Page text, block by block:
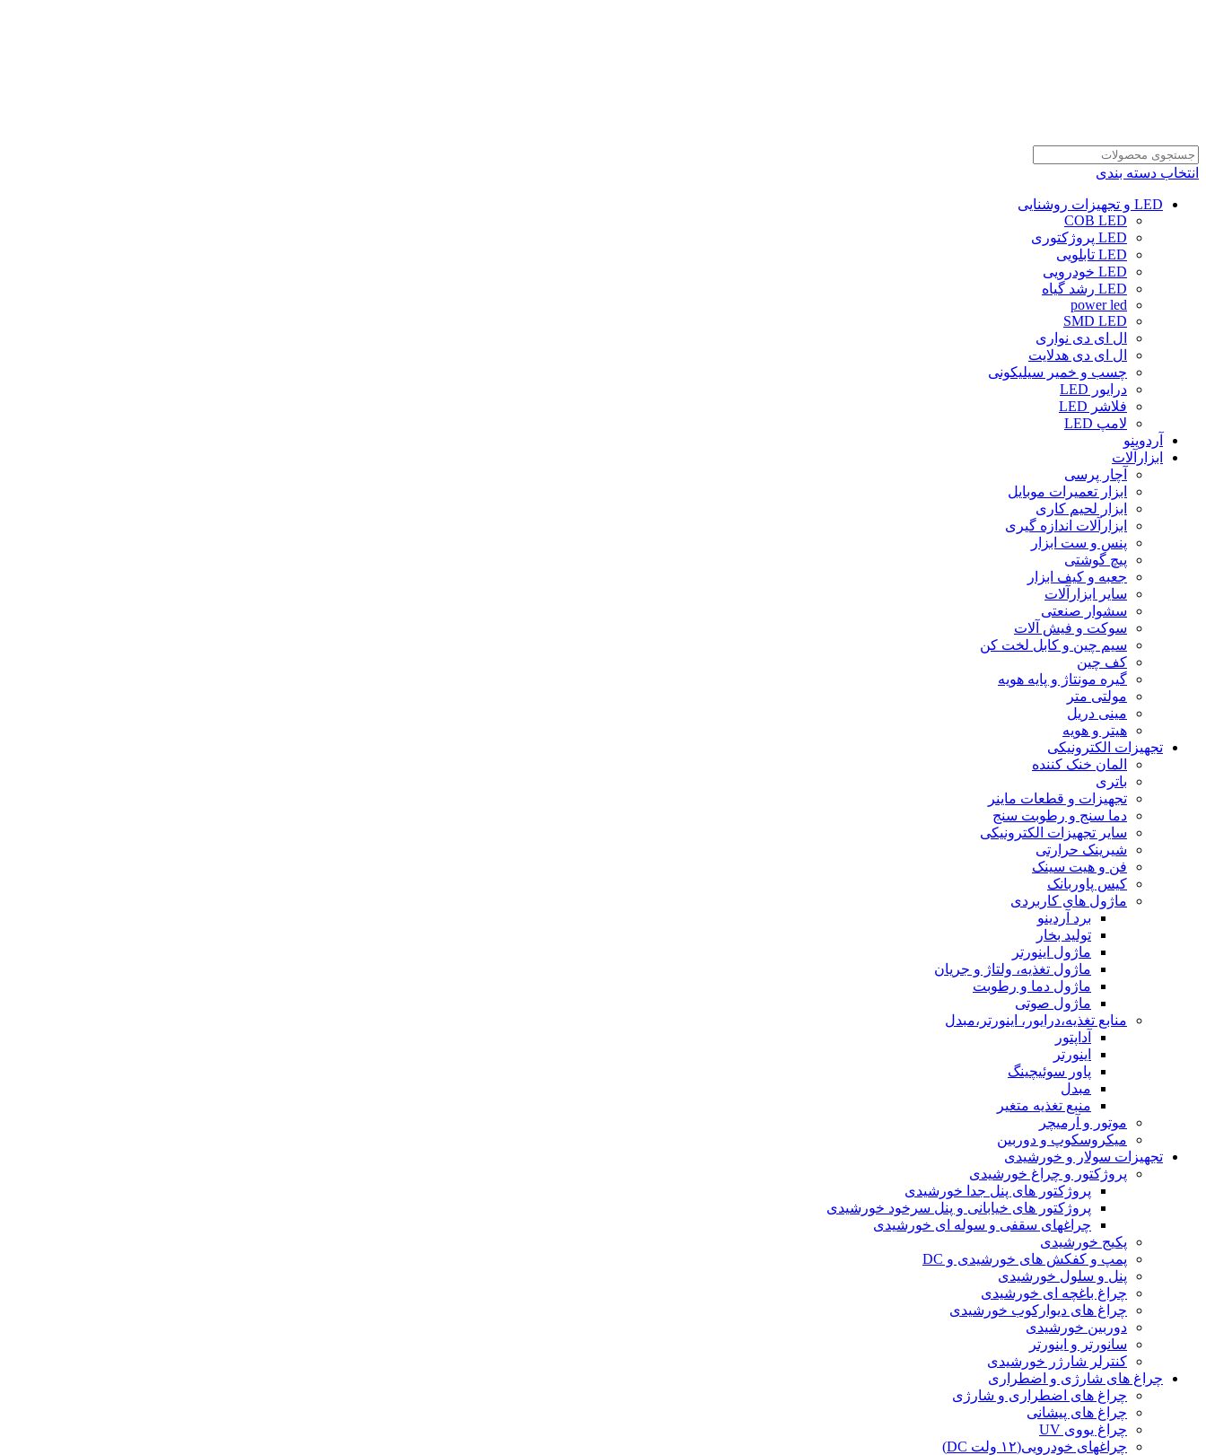
انتخاب دسته بندی
LED و تجهیزات روشنایی
COB LED
LED پروژکتوری
LED تابلویی
LED خودرویی
LED رشد گیاه
power led
SMD LED
ال ای دی نواری
ال ای دی هدلایت
چسب و خمیر سیلیکونی
درایور LED
فلاشر LED
لامپ LED
آردوینو
ابزارآلات
آچار پرسی
ابزار تعمیرات موبایل
ابزار لحیم کاری
ابزارآلات اندازه گیری
پنس و ست ابزار
پیچ گوشتی
جعبه و کیف ابزار
سایر ابزارآلات
سشوار صنعتی
سوکت و فیش آلات
سیم چین و کابل لخت کن
کف چین
گیره مونتاژ و پایه هویه
مولتی متر
مینی دریل
هیتر و هویه
تجهیزات الکترونیکی
المان خنک کننده
باتری
تجهیزات و قطعات ماینر
دما سنج و رطوبت سنج
سایر تجهیزات الکترونیکی
شیرینک حرارتی
فن و هیت سینک
کیس پاوربانک
ماژول های کاربردی
برد آردینو
تولید بخار
ماژول اینورتر
ماژول تغذیه، ولتاژ و جریان
ماژول دما و رطوبت
ماژول صوتی
منابع تغذیه،درایور، اینورتر،مبدل
آداپتور
اینورتر
پاور سوئیچینگ
مبدل
منبع تغذیه متغیر
موتور و آرمیچر
میکروسکوپ و دوربین
تجهیزات سولار و خورشیدی
پروژکتور و چراغ خورشیدی
پروژکتور های پنل جدا خورشیدی
پروژکتور های خیابانی و پنل سرخود خورشیدی
چراغهای سقفی و سوله ای خورشیدی
پکیج خورشیدی
پمپ و کفکش های خورشیدی و DC
پنل و سلول خورشیدی
چراغ باغچه ای خورشیدی
چراغ های دیوارکوب خورشیدی
دوربین خورشیدی
سانورتر و اینورتر
کنترلر شارژر خورشیدی
چراغ های شارژی و اضطراری
چراغ های اضطراری و شارژی
چراغ های پیشانی
چراغ یووی UV
چراغهای خودرویی(۱۲ ولت DC)